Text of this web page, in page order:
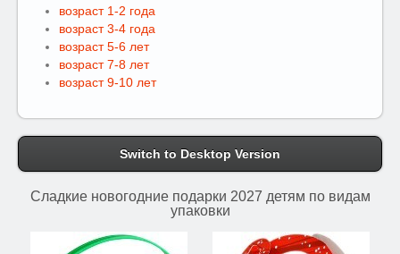
возраст 1-2 года
возраст 3-4 года
возраст 5-6 лет
возраст 7-8 лет
возраст 9-10 лет
Switch to Desktop Version
Сладкие новогодние подарки 2027 детям по видам
упаковки